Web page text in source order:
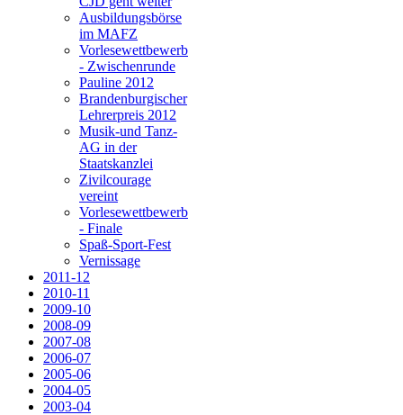
Ausbildungsbörse
im MAFZ
Vorlesewettbewerb
- Zwischenrunde
Pauline 2012
Brandenburgischer
Lehrerpreis 2012
Musik-und Tanz-
AG in der
Staatskanzlei
Zivilcourage
vereint
Vorlesewettbewerb
- Finale
Spaß-Sport-Fest
Vernissage
2011-12
2010-11
2009-10
2008-09
2007-08
2006-07
2005-06
2004-05
2003-04